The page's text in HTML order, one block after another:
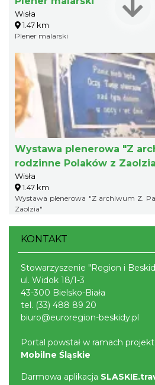
Wisła
1.47 km
Plener malarski
Wystawa plenerowa "Z
rodzinne Polaków z
Wisła
1.47 km
Wystawa plenerowa "Z archiwum Z.
Zaolzia"
KONTAKT
Stowarzyszenie "Region i
ul. Widok 18/1-3
43-300 Bielsko-Biała
tel. (33) 488 89 20
biuro@euroregion-beskidy.pl
Portal powstał w ramach
Mobilne Śląskie
Darmowa aplikacja